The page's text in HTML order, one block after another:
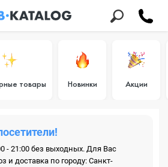
товары Новинки Акции
- 21:00 без выходных. Для Вас
и доставка по городу: Санкт-